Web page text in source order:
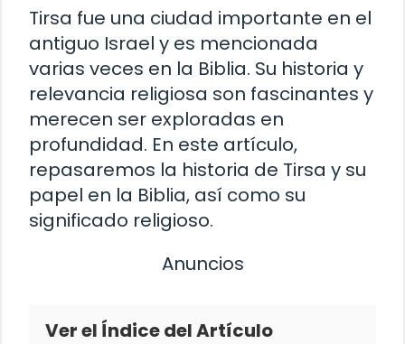
Tirsa fue una ciudad importante en el
antiguo Israel y es mencionada
varias veces en la Biblia. Su historia y
relevancia religiosa son fascinantes y
merecen ser exploradas en
profundidad. En este artículo,
repasaremos la historia de Tirsa y su
papel en la Biblia, así como su
significado religioso.
Anuncios
Ver el Índice del Artículo